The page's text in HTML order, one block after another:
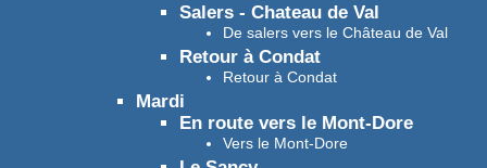
Salers - Chateau de Val
De salers vers le Château de Val
Retour à Condat
Retour à Condat
Mardi
En route vers le Mont-Dore
Vers le Mont-Dore